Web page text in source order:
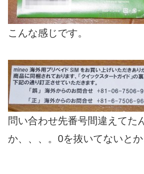
こんな感じです。
問い合わせ先番号間違えてた
か、、、。0を抜いてないとか